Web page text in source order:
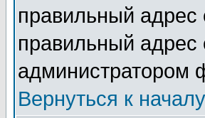
правильный
правильный адрес
администратором
Вернуться к началу